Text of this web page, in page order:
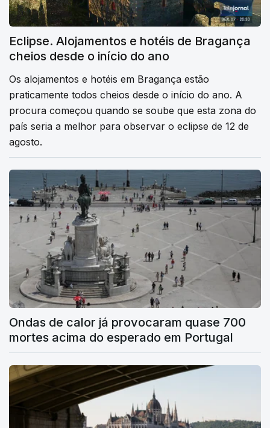
Eclipse. Alojamentos e hotéis de Bragança
cheios desde o início do ano
Os alojamentos e hotéis em Bragança estão
praticamente todos cheios desde o início do ano. A
procura começou quando se soube que esta zona do
país seria a melhor para observar o eclipse de 12 de
agosto.
Ondas de calor já provocaram quase 700
mortes acima do esperado em Portugal